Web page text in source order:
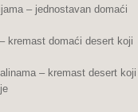
– jednostavan domaći
kremast domaći desert koji
– kremast desert koji